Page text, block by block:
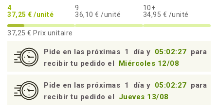
4
37,25 € /unité
9
36,10 € /unité
10+
34,95 € /unité
37,25 € Prix unitaire
Pide en las próximas 1 día y 05:02:27 para
recibir tu pedido el
Miércoles 12/08
Pide en las próximas 1 día y 05:02:27 para
recibir tu pedido el
Jueves 13/08